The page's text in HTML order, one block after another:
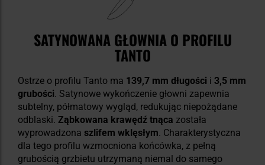
SATYNOWANA GŁOWNIA O PROFILU
TANTO
Ostrze o profilu Tanto ma 139,7 mm długości i 3,5 mm
grubości. Satynowe wykończenie głowni zapewnia
subtelny, półmatowy wygląd, redukując niepożądane
odblaski. Ząbkowana krawędź tnąca została
wyprowadzona szlifem wklęsłym. Charakterystyczna
dla tego profilu wzmocniona końcówka, z pełną
grubością grzbietu utrzymaną niemal do samego